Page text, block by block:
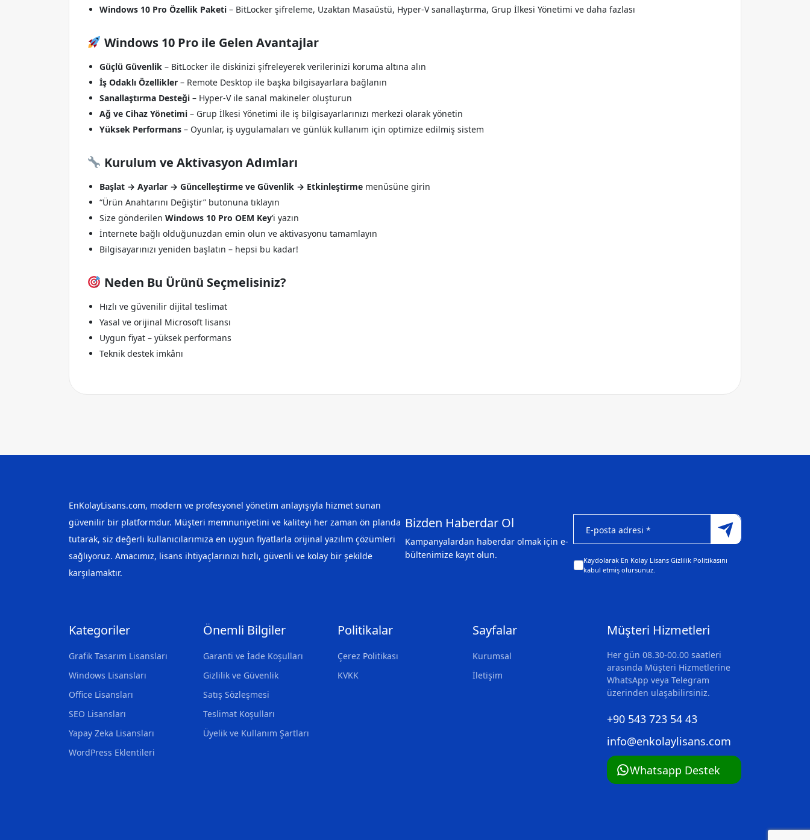
Windows 10 Pro Özellik Paketi – BitLocker şifreleme, Uzaktan Masaüstü, Hyper-V sanallaştırma, Grup İlkesi Yönetimi ve daha fazlası
Windows 10 Pro ile Gelen Avantajlar
Güçlü Güvenlik – BitLocker ile diskinizi şifreleyerek verilerinizi koruma altına alın
İş Odaklı Özellikler – Remote Desktop ile başka bilgisayarlara bağlanın
Sanallaştırma Desteği – Hyper-V ile sanal makineler oluşturun
Ağ ve Cihaz Yönetimi – Grup İlkesi Yönetimi ile iş bilgisayarlarınızı merkezi olarak yönetin
Yüksek Performans – Oyunlar, iş uygulamaları ve günlük kullanım için optimize edilmiş sistem
Kurulum ve Aktivasyon Adımları
Başlat → Ayarlar → Güncelleştirme ve Güvenlik → Etkinleştirme menüsüne girin
“Ürün Anahtarını Değiştir” butonuna tıklayın
Size gönderilen Windows 10 Pro OEM Key’i yazın
İnternete bağlı olduğunuzdan emin olun ve aktivasyonu tamamlayın
Bilgisayarınızı yeniden başlatın – hepsi bu kadar!
Neden Bu Ürünü Seçmelisiniz?
Hızlı ve güvenilir dijital teslimat
Yasal ve orijinal Microsoft lisansı
Uygun fiyat – yüksek performans
Teknik destek imkânı
EnKolayLisans.com, modern ve profesyonel yönetim anlayışıyla hizmet sunan
güvenilir bir platformdur. Müşteri memnuniyetini ve kaliteyi her zaman ön planda
tutarak, siz değerli kullanıcılarımıza en uygun fiyatlarla orijinal yazılım çözümleri
sağlıyoruz. Amacımız, lisans ihtiyaçlarınızı hızlı, güvenli ve kolay bir şekilde
karşılamaktır.
Bizden Haberdar Ol
Kampanyalardan haberdar olmak için e-
bültenimize kayıt olun.
Kaydolarak En Kolay Lisans Gizlilik Politikasını
kabul etmiş olursunuz.
Kategoriler
Grafik Tasarım Lisansları
Windows Lisansları
Office Lisansları
SEO Lisansları
Yapay Zeka Lisansları
WordPress Eklentileri
Önemli Bilgiler
Garanti ve İade Koşulları
Gizlilik ve Güvenlik
Satış Sözleşmesi
Teslimat Koşulları
Üyelik ve Kullanım Şartları
Politikalar
Çerez Politikası
KVKK
Sayfalar
Kurumsal
İletişim
Müşteri Hizmetleri
Her gün 08.30-00.00 saatleri
arasında Müşteri Hizmetlerine
WhatsApp veya Telegram
üzerinden ulaşabilirsiniz.
+‪90 543 723 54 43‬
info@enkolaylisans.com
Whatsapp Destek